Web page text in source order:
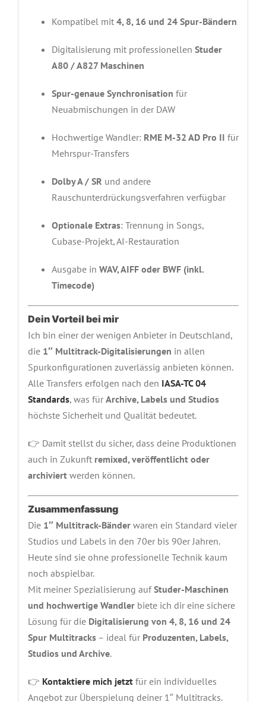
Kompatibel mit 4, 8, 16 und 24 Spur-Bändern
Digitalisierung mit professionellen Studer
A80 / A827 Maschinen
Spur-genaue Synchronisation für
Neuabmischungen in der DAW
Hochwertige Wandler: RME M-32 AD Pro II für
Mehrspur-Transfers
Dolby A / SR und andere
Rauschunterdrückungsverfahren verfügbar
Optionale Extras: Trennung in Songs,
Cubase-Projekt, AI-Restauration
Ausgabe in WAV, AIFF oder BWF (inkl.
Timecode)
Dein Vorteil bei mir
Ich bin einer der wenigen Anbieter in Deutschland,
die 1″ Multitrack-Digitalisierungen in allen
Spurkonfigurationen zuverlässig anbieten können.
Alle Transfers erfolgen nach den IASA-TC 04
Standards, was für Archive, Labels und Studios
höchste Sicherheit und Qualität bedeutet.
👉 Damit stellst du sicher, dass deine Produktionen
auch in Zukunft remixed, veröffentlicht oder
archiviertwerden können.
Zusammenfassung
Die 1″ Multitrack-Bänderwaren ein Standard vieler
Studios und Labels in den 70er bis 90er Jahren.
Heute sind sie ohne professionelle Technik kaum
noch abspielbar.
Mit meiner Spezialisierung aufStuder-Maschinen
und hochwertige Wandlerbiete ich dir eine sichere
Lösung für die Digitalisierung von 4, 8, 16 und 24
Spur Multitracks– ideal für Produzenten, Labels,
Studios und Archive.
👉 Kontaktiere mich jetztfür ein individuelles
Angebot zur Überspielung deiner 1″ Multitracks.